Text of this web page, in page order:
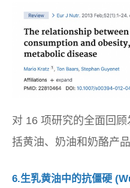
对 16 项研究的全面回
括黄油、奶油和奶酪产
6.生乳黄油中的抗僵硬